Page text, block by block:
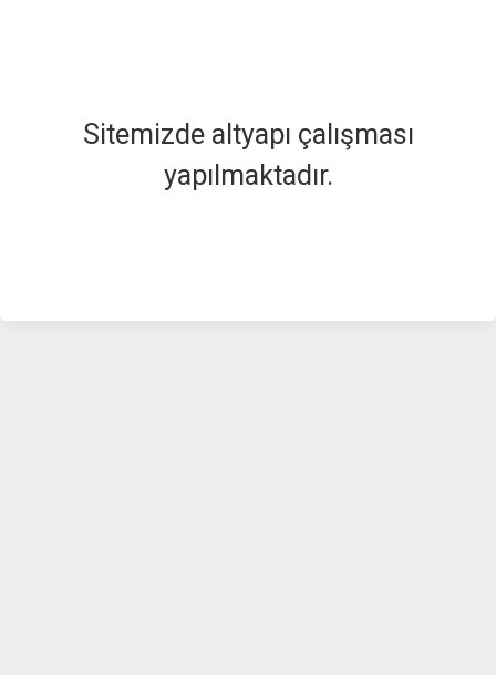
Sitemizde altyapı çalışması
yapılmaktadır.